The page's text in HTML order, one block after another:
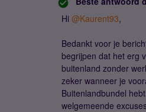
Hi ​ @Kaurent93,
Bedankt voor je
begrijpen dat het erg
buitenland zonder
zeker wanneer je
Buitenlandbundel
welgemeende